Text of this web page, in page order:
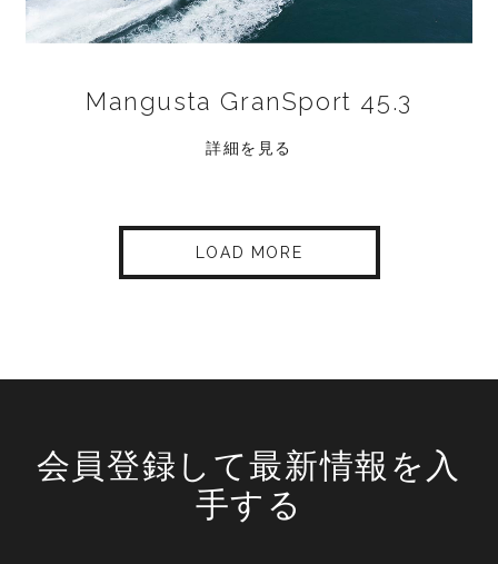
Mangusta GranSport 45.3
詳細を見る
LOAD MORE
会員登録して最新情報を入
手する